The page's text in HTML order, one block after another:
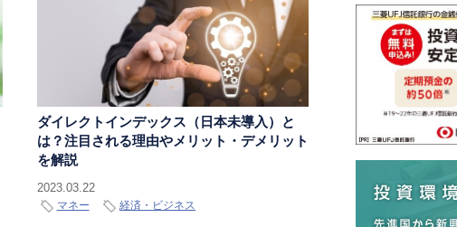
ダイレクトインデックス（日本未導入）と
は？注目される理由やメリット・デメリット
を解説
2023.03.22
マネー 経済・ビジネス